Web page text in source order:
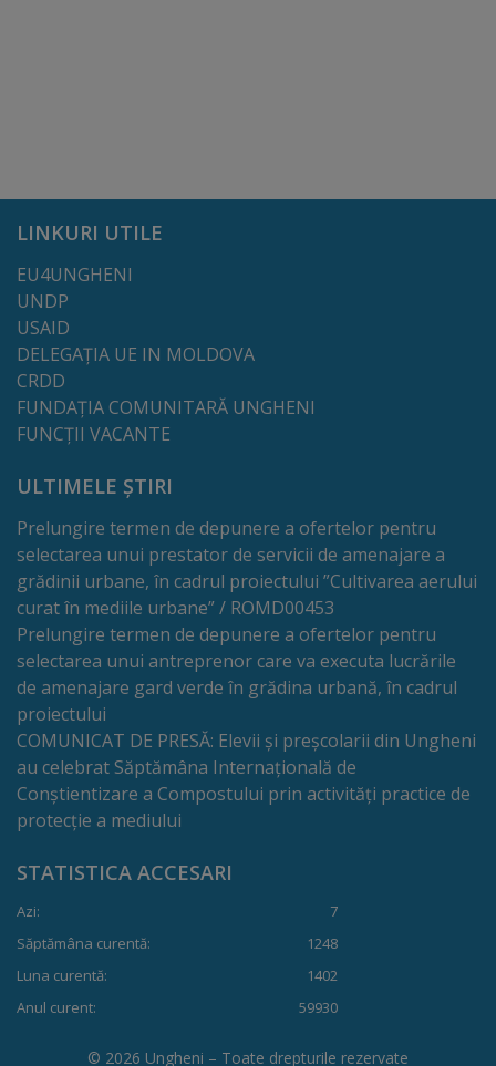
Regulamentul
Consiliului
Calitate
și
integritate
Servicii
Plăți
și
tarife
Înscrierea
copiilor
în
grădiniță/Plăți
Înterprinderi
municipale
Comgaz-
Plus
LINKURI UTILE
EU4UNGHENI
UNDP
USAID
DELEGAȚIA UE IN MOLDOVA
CRDD
FUNDAȚIA COMUNITARĂ UNGHENI
FUNCȚII VACANTE
ULTIMELE ȘTIRI
Prelungire termen de depunere a ofertelor pentru
selectarea unui prestator de servicii de amenajare a
grădinii urbane, în cadrul proiectului ”Cultivarea aerului
curat în mediile urbane” / ROMD00453
Prelungire termen de depunere a ofertelor pentru
selectarea unui antreprenor care va executa lucrările
de amenajare gard verde în grădina urbană, în cadrul
proiectului
COMUNICAT DE PRESĂ: Elevii și preșcolarii din Ungheni
au celebrat Săptămâna Internațională de
Conștientizare a Compostului prin activități practice de
protecție a mediului
STATISTICA ACCESARI
Azi:
7
Săptămâna curentă:
1248
Luna curentă:
1402
Anul curent:
59930
© 2026 Ungheni – Toate drepturile rezervate